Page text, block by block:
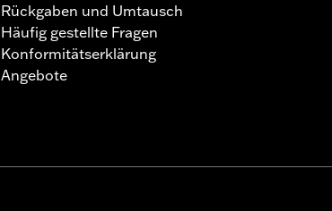
Rückgaben und Umtausch
Häufig gestellte Fragen
Konformitätserklärung
Angebote